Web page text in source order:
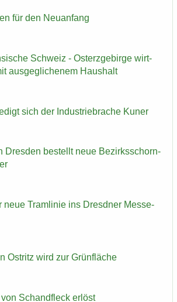
für den Neu­an­fang
Schweiz - Ost­erz­ge­bir­ge wirt­
aus­ge­gli­che­nem Haus­halt
sich der In­dus­trie­bra­che Kuner
Dres­den be­stellt neue Be­zirks­schorn­
neue Tram­li­nie ins Dresd­ner Mes­se­
Ost­ritz wird zur Grün­flä­che
Schand­fleck er­löst